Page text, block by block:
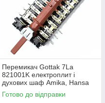
Перемикач Gottak 7La
821001K електроплит і
духових шаф Amika, Hansa
Готово до відправки